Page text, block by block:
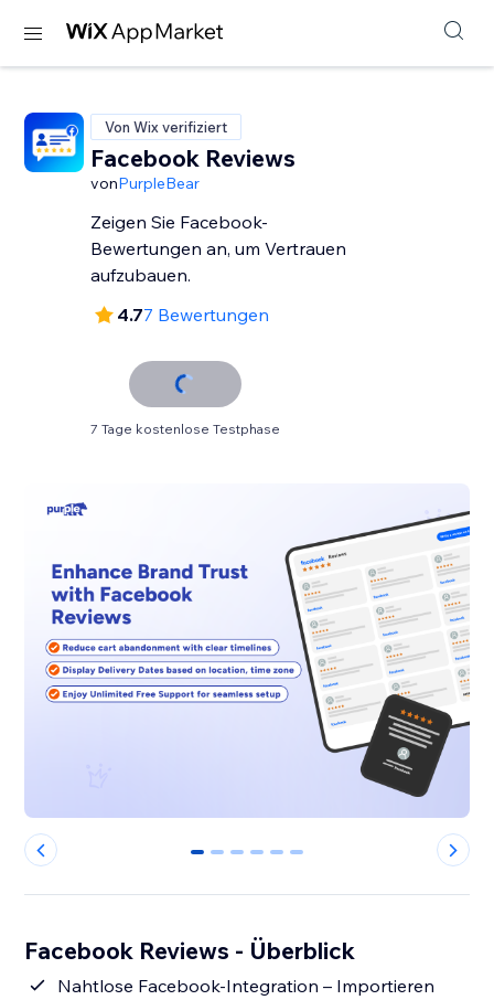
Von Wix verifiziert
Facebook Reviews
vonPurpleBear
Zeigen Sie Facebook-
Bewertungen an, um Vertrauen
aufzubauen.
4.77 Bewertungen
7 Tage kostenlose Testphase
0 1 2 3 4 5
Facebook Reviews - Überblick
Nahtlose Facebook-Integration – Importieren